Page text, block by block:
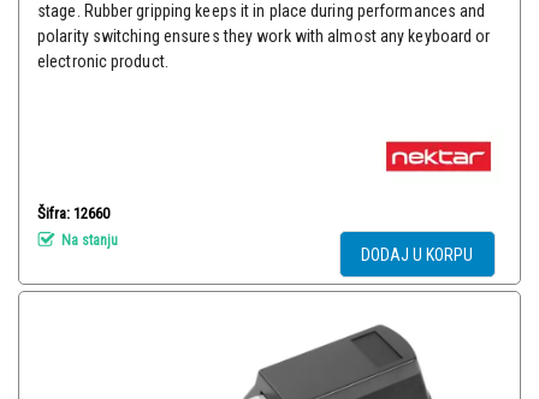
stage. Rubber gripping keeps it in place during performances and
polarity switching ensures they work with almost any keyboard or
electronic product.
Šifra: 12660
Na stanju
DODAJ U KORPU